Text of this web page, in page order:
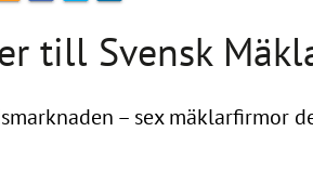
till Svensk
– sex mäklarfirmor